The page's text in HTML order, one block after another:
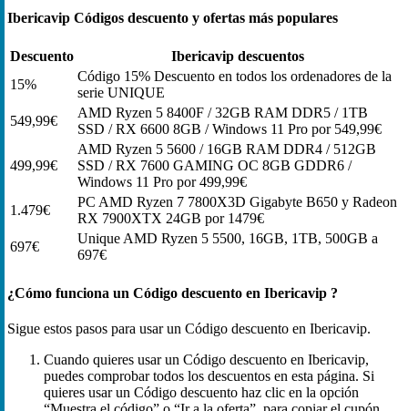
Ibericavip Códigos descuento y ofertas más populares
Descuento
Ibericavip descuentos
15%
Código 15% Descuento en todos los ordenadores de la
serie UNIQUE
549,99€
AMD Ryzen 5 8400F / 32GB RAM DDR5 / 1TB
SSD / RX 6600 8GB / Windows 11 Pro por 549,99€
499,99€
AMD Ryzen 5 5600 / 16GB RAM DDR4 / 512GB
SSD / RX 7600 GAMING OC 8GB GDDR6 /
Windows 11 Pro por 499,99€
1.479€
PC AMD Ryzen 7 7800X3D Gigabyte B650 y Radeon
RX 7900XTX 24GB por 1479€
697€
Unique AMD Ryzen 5 5500, 16GB, 1TB, 500GB a
697€
¿Cómo funciona un Código descuento en Ibericavip ?
Sigue estos pasos para usar un Código descuento en Ibericavip.
Cuando quieres usar un Código descuento en Ibericavip,
puedes comprobar todos los descuentos en esta página. Si
quieres usar un Código descuento haz clic en la opción